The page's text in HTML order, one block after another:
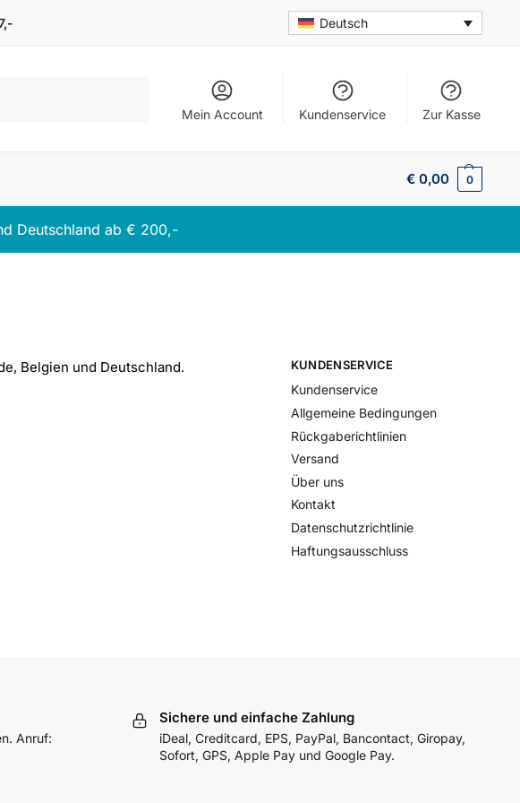
Deutsch
Mein Account Kundenservice Zur Kasse
€0,00 0
Deutschland ab € 200,-
Belgien und Deutschland. KUNDENSERVICE
Kundenservice
Allgemeine Bedingungen
Rückgaberichtlinien
Versand
Über uns
Kontakt
Datenschutzrichtlinie
Haftungsausschluss
Anruf:
Sichere und einfache Zahlung
iDeal, Creditcard, EPS, PayPal, Bancontact, Giropay,
Sofort, GPS, Apple Pay und Google Pay.